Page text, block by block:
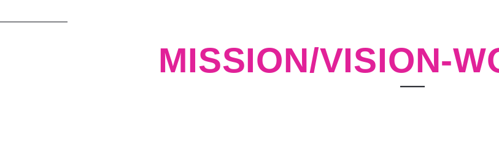
MISSION/VISION-